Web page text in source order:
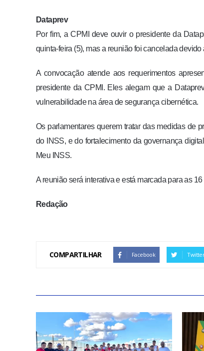
Dataprev
Por fim, a CPMI deve ouvir o presidente da
quinta-feira (5), mas a reunião foi cancelada
A convocação atende aos requerimentos
presidente da CPMI. Eles alegam que a
vulnerabilidade na área de segurança cibernética.
Os parlamentares querem tratar das medidas de
do INSS, e do fortalecimento da governança
Meu INSS.
A reunião será interativa e está marcada para as
Redação
COMPARTILHAR Facebook